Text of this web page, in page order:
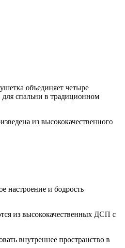
объединяет четыре
спальни в традиционном
из высококачественного
настроение и бодрость
из высококачественных ДСП с
внутреннее пространство в